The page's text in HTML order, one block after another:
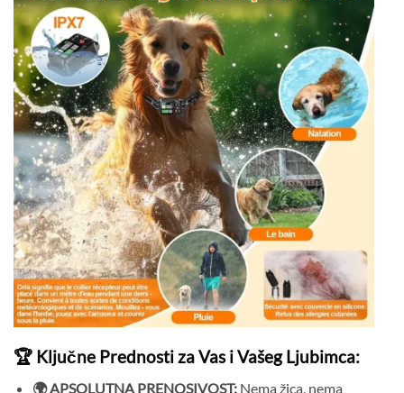
🏆 Ključne Prednosti za Vas i Vašeg Ljubimca:
🌍 APSOLUTNA PRENOSIVOST:Nema žica, nema